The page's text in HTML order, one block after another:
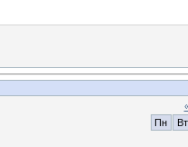
Пн
Вт